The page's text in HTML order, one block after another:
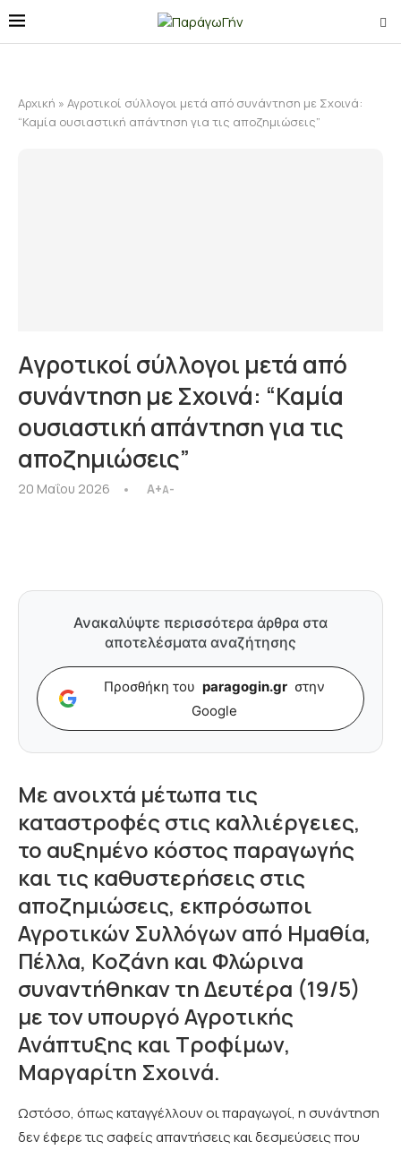
Αρχική » Αγροτικοί σύλλογοι μετά από συνάντηση με Σχοινά:
“Καμία ουσιαστική απάντηση για τις αποζημιώσεις”
Αγροτικοί σύλλογοι μετά από
συνάντηση με Σχοινά: “Καμία
ουσιαστική απάντηση για τις
αποζημιώσεις”
20 Μαΐου 2026 A+A-
Ανακαλύψτε περισσότερα άρθρα στα
αποτελέσματα αναζήτησης
Προσθήκη του paragogin.gr στην
Google
Με ανοιχτά μέτωπα τις
καταστροφές στις καλλιέργειες,
το αυξημένο κόστος παραγωγής
και τις καθυστερήσεις στις
αποζημιώσεις, εκπρόσωποι
Αγροτικών Συλλόγων από Ημαθία,
Πέλλα, Κοζάνη και Φλώρινα
συναντήθηκαν τη Δευτέρα (19/5)
με τον υπουργό Αγροτικής
Ανάπτυξης και Τροφίμων,
Μαργαρίτη Σχοινά.
Ωστόσο, όπως καταγγέλλουν οι παραγωγοί, η συνάντηση
δεν έφερε τις σαφείς απαντήσεις και δεσμεύσεις που